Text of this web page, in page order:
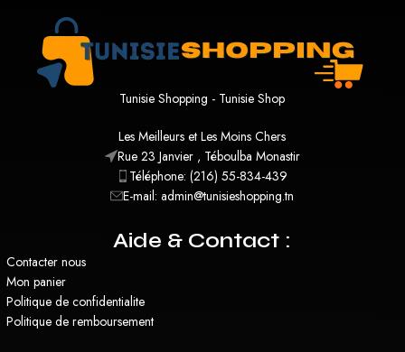
Tunisie Shopping - Tunisie Shop
Les Meilleurs et Les Moins Chers
Rue 23 Janvier , Téboulba Monastir
Téléphone: (216) 55-834-439
E-mail: admin@tunisieshopping.tn
Aide & Contact :
Contacter nous
Mon panier
Politique de confidentialite
Politique de remboursement